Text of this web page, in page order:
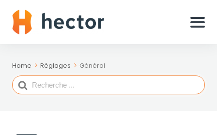
Home Réglages Général
Search
For